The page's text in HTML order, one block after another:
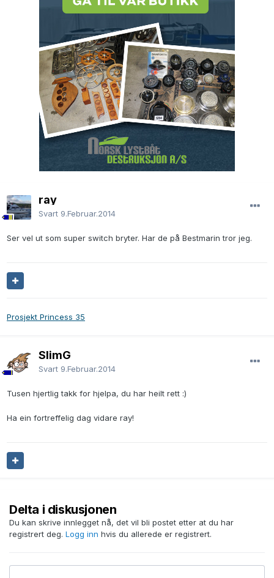
ray
Svart 9.Februar.2014
Ser vel ut som super switch bryter. Har de på Bestmarin tror jeg.
Prosjekt Princess 35
SlimG
Svart 9.Februar.2014
Tusen hjertlig takk for hjelpa, du har heilt rett :)
Ha ein fortreffelig dag vidare ray!
Delta i diskusjonen
Du kan skrive innlegget nå, det vil bli postet etter at du har
registrert deg. Logg inn hvis du allerede er registrert.